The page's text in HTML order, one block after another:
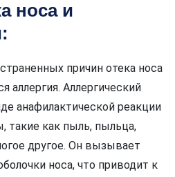
носа и
причин отека носа
аллергия. Аллергический
анафилактической реакции
такие как пыль, пыльца,
другое. Он вызывает
носа, что приводит к